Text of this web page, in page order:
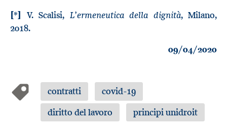
[*] V. Scalisi, L’ermeneutica della dignità, Milano,
2018.
09/04/2020
contratti
covid-19
diritto del lavoro
principi unidroit